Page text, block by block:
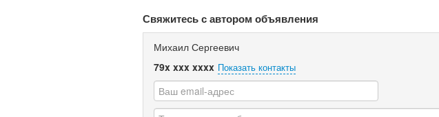
Свяжитесь с автором объявления
Михаил Сергеевич
79x xxx xxxx Показать контакты